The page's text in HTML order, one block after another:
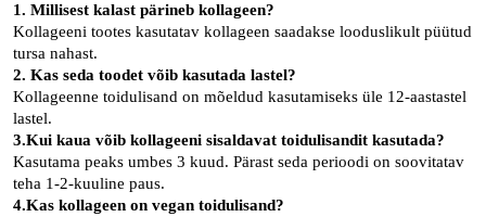
1. Millisest kalast pärineb kollageen?
Kollageeni tootes kasutatav kollageen saadakse looduslikult püütud
tursa nahast.
2. Kas seda toodet võib kasutada lastel?
Kollageenne toidulisand on mõeldud kasutamiseks üle 12-aastastel
lastel.
3.Kui kaua võib kollageeni sisaldavat toidulisandit kasutada?
Kasutama peaks umbes 3 kuud. Pärast seda perioodi on soovitatav
teha 1-2-kuuline paus.
4.Kas kollageen on vegan toidulisand?